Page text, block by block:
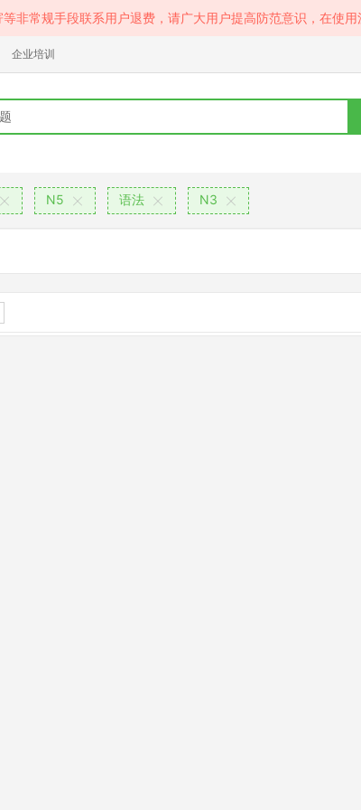
非常规手段联系用户退费，请广大用户提高防范意识，在使用
企业培训
N5 语法 N3